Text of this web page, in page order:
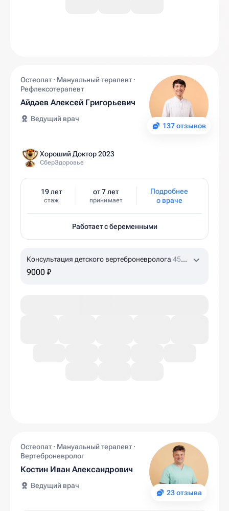
137 отзывов
Остеопат · Мануальный терапевт ·
Рефлексотерапевт
Айдаев Алексей Григорьевич
Ведущий врач
Хороший Доктор 2023
СберЗдоровье
19 лет
стаж
от 7 лет
принимает
Подробнее
о враче
Работает с беременными
Консультация детского вертеброневролога 45
мин
9000 ₽
23 отзыва
Остеопат · Мануальный терапевт ·
Вертеброневролог
Костин Иван Александрович
Ведущий врач